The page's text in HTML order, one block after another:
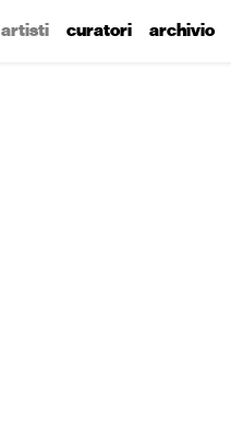
artisti curatori archivio